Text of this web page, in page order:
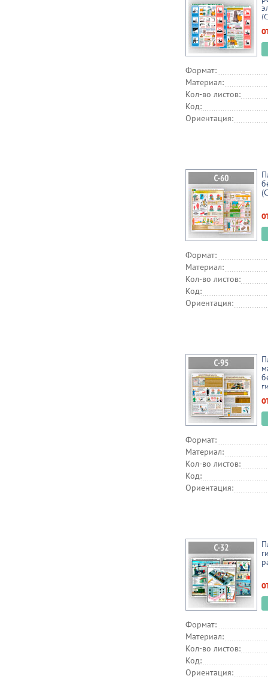
Формат:
Материал:
Кол-во листов:
Код:
Ориентация:
Формат:
Материал:
Кол-во листов:
Код:
Ориентация:
Формат:
Материал:
Кол-во листов:
Код:
Ориентация:
Формат:
Материал:
Кол-во листов:
Код:
Ориентация: